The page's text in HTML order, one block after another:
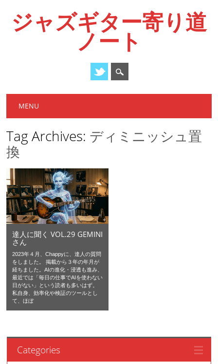
ジャズギター寄り道
ノート
Main menu
MENU
Tag Archives: ディミニッシュ置
換
達人に聞く VOL.29 GEMINI
さん
2023年４月、Chappyに、達人の質問
をしました。 掲載から３年の年月が
経ちました。AIの進化・浸透も進み、
最近では「毎日の仕事でAIを使わない
日がない」という読者も多いはず。
私自身、効率化や検証のツールとし
て、ほぼ
Categories